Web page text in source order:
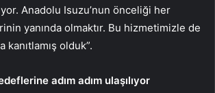
Anadolu Isuzu’nun önceliği her
yanında olmaktır. Bu hizmetimizle de
olduk”.
adım adım ulaşılıyor